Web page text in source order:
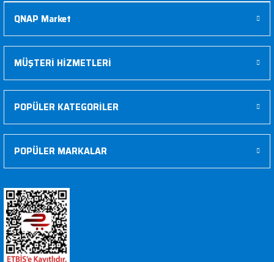
QNAP Market
MÜŞTERİ HİZMETLERİ
POPÜLER KATEGORİLER
POPÜLER MARKALAR